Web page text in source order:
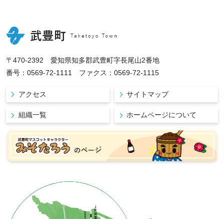
〒470-2392 愛知県知多郡武豊町字長尾山2番地
番号：0569-72-1111 ファクス：0569-72-1115
アクセス サイトマップ
組織一覧 ホームページについて